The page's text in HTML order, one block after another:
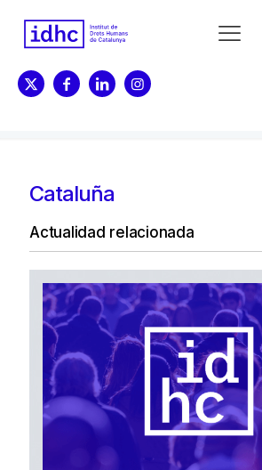
Cataluña
Actualidad relacionada